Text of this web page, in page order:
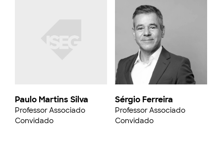
Paulo Martins Silva
Professor Associado
Convidado
Sérgio Ferreira
Professor Associado
Convidado